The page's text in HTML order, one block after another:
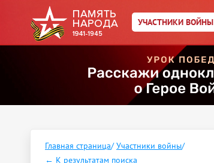
УЧАСТНИКИ ВОЙНЫ
Главная страница/ Участники войны/
← К результатам поиска